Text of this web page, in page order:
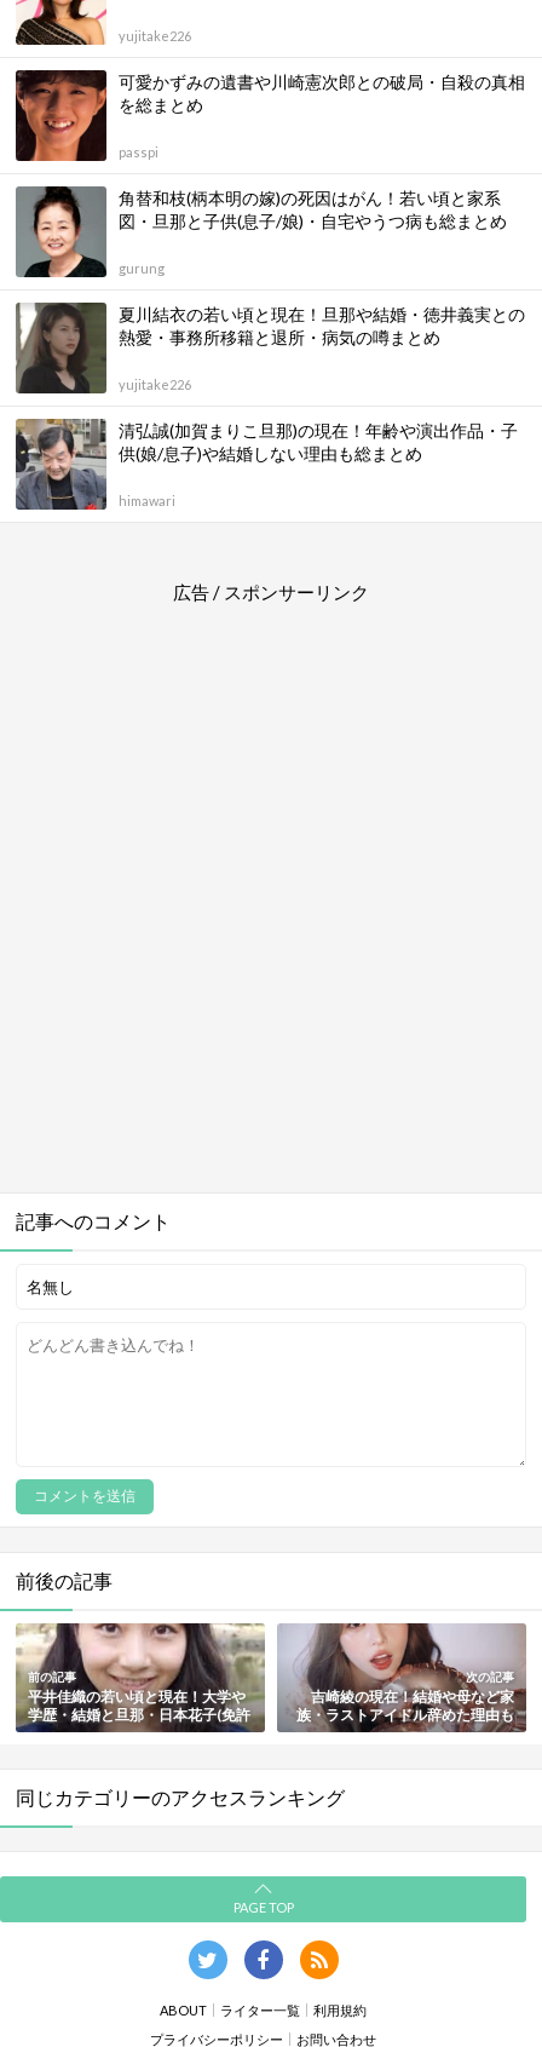
yujitake226
可愛かずみの遺書や川崎憲次郎との破局・自殺の真相
を総まとめ
passpi
角替和枝(柄本明の嫁)の死因はがん！若い頃と家系
図・旦那と子供(息子/娘)・自宅やうつ病も総まとめ
gurung
夏川結衣の若い頃と現在！旦那や結婚・徳井義実との
熱愛・事務所移籍と退所・病気の噂まとめ
yujitake226
清弘誠(加賀まりこ旦那)の現在！年齢や演出作品・子
供(娘/息子)や結婚しない理由も総まとめ
himawari
広告 / スポンサーリンク
記事へのコメント
前後の記事
前の記事
平井佳織の若い頃と現在！大学や
学歴・結婚と旦那・日本花子(免許
証)のモデルの件まとめ
次の記事
吉崎綾の現在！結婚や母など家
族・ラストアイドル辞めた理由も
まとめ
同じカテゴリーのアクセスランキング
PAGE TOP
ABOUT ライター一覧
利用規約
プライバシーポリシー
お問い合わせ